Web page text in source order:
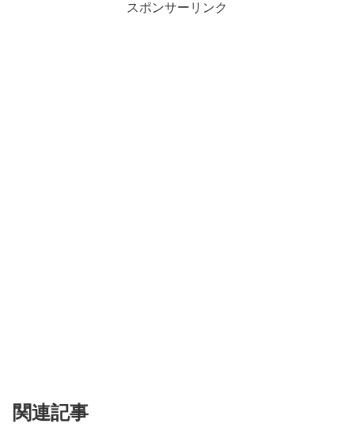
スポンサーリンク
関連記事